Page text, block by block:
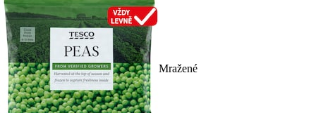
Mražené